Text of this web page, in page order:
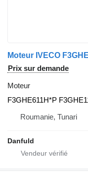
Moteur IVECO
Prix sur demande
Moteur
F3GHE611H*P
Roumanie, Tunari
Danfuld